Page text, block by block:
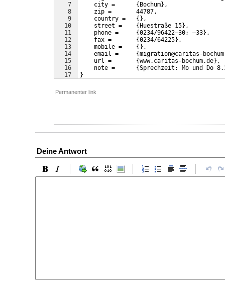
7
8
9
10
11
12
13
14
15
16
17
    city =      {Bochum},
    zip =       44787,
    country =   {},
    street =    {Huestraße 15},
    phone =     {0234/96422–30; –33},
    fax =       {0234/64225},
    mobile =    {},
email =     {migration@caritas-
    url =       {www.caritas-bochum.de},
note =      {Sprechzeit: Mo und Do
}
Permanenter link
Deine Antwort